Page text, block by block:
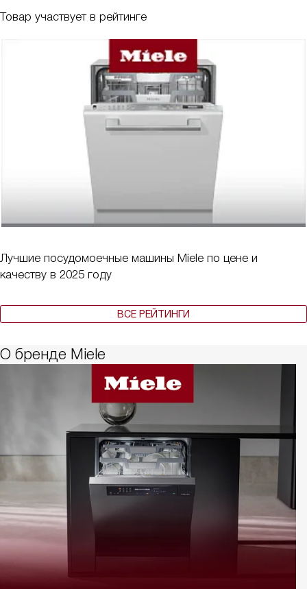
Товар участвует в рейтинге
Лучшие посудомоечные машины Miele по цене и
качеству в 2025 году
ВСЕ РЕЙТИНГИ
О бренде Miele